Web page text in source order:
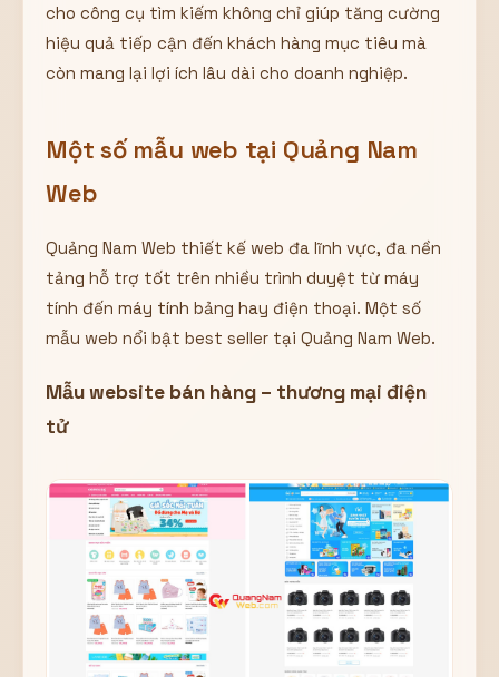
cho công cụ tìm kiếm không chỉ giúp tăng cường
hiệu quả tiếp cận đến khách hàng mục tiêu mà
còn mang lại lợi ích lâu dài cho doanh nghiệp.
Một số mẫu web tại Quảng Nam
Web
Quảng Nam Web thiết kế web đa lĩnh vực, đa nền
tảng hỗ trợ tốt trên nhiều trình duyệt từ máy
tính đến máy tính bảng hay điện thoại. Một số
mẫu web nổi bật best seller tại Quảng Nam Web.
Mẫu website bán hàng – thương mại điện
tử